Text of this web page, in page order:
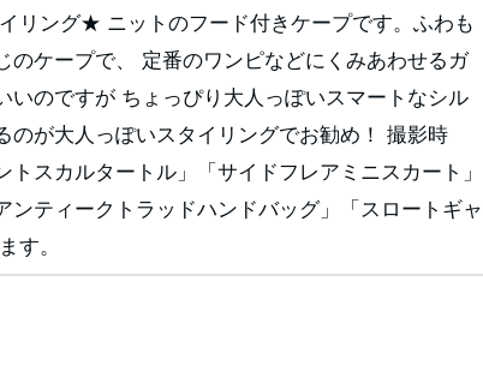
リング★ ニットのフード付きケープです。ふわも
のケープで、 定番のワンピなどにくみあわせるガ
いのですが ちょっぴり大人っぽいスマートなシル
のが大人っぽいスタイリングでお勧め！ 撮影時
トスカルタートル」「サイドフレアミニスカート」
ンティークトラッドハンドバッグ」「スロートギャ
す。